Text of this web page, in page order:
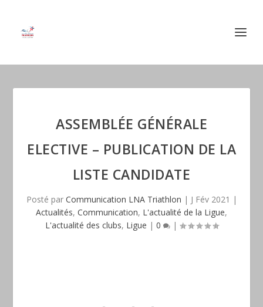
ASSEMBLÉE GÉNÉRALE
ELECTIVE – PUBLICATION DE LA
LISTE CANDIDATE
Posté par Communication LNA Triathlon | J Fév 2021 |
Actualités, Communication, L'actualité de la Ligue,
L'actualité des clubs, Ligue | 0 |